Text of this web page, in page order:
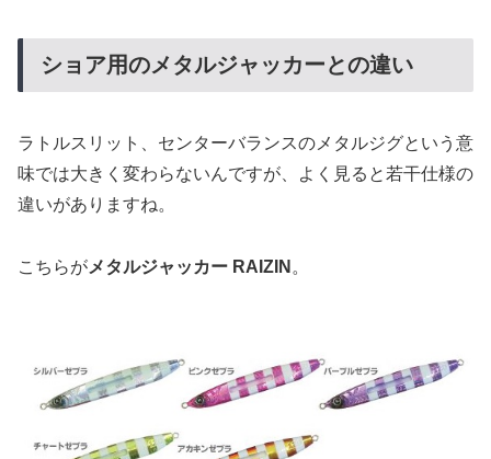
ショア用のメタルジャッカーとの違い
ラトルスリット、センターバランスのメタルジグという意
味では大きく変わらないんですが、よく見ると若干仕様の
違いがありますね。
こちらがメタルジャッカー RAIZIN 。